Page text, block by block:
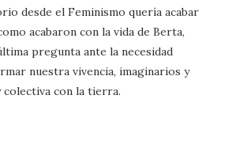
desde el Feminismo quería acabar
acabaron con la vida de Berta,
pregunta ante la necesidad
nuestra vivencia, imaginarios y
con la tierra.